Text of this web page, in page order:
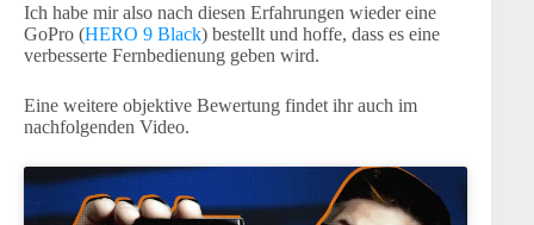
Ich habe mir also nach diesen Erfahrungen wieder eine
GoPro (HERO 9 Black) bestellt und hoffe, dass es eine
verbesserte Fernbedienung geben wird.
Eine weitere objektive Bewertung findet ihr auch im
nachfolgenden Video.